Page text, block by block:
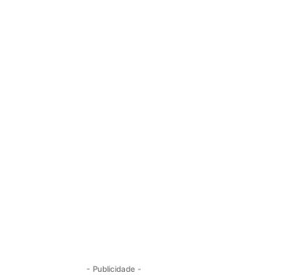
- Publicidade -